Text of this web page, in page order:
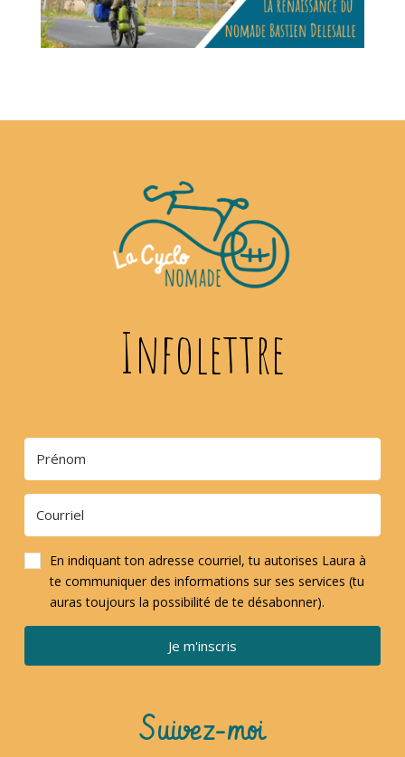
Infolettre
En indiquant ton adresse courriel, tu autorises Laura à
te communiquer des informations sur ses services (tu
auras toujours la possibilité de te désabonner).
Je m'inscris
Suivez-moi